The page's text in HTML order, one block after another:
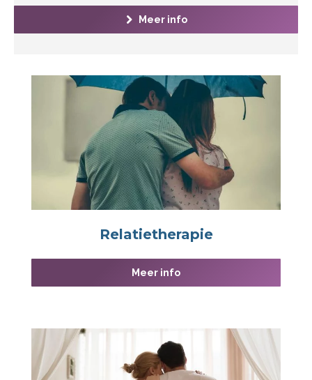
Meer info
Relatietherapie
Meer info